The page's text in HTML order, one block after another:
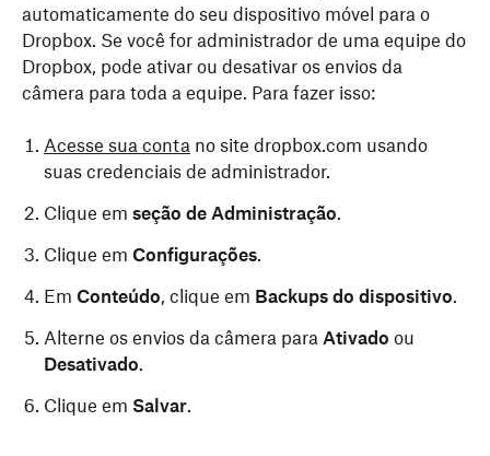
automaticamente do seu dispositivo móvel para o
Dropbox. Se você for administrador de uma equipe do
Dropbox, pode ativar ou desativar os envios da
câmera para toda a equipe. Para fazer isso:
Acesse sua conta no site dropbox.com usando
suas credenciais de administrador.
Clique em seção de Administração.
Clique em Configurações.
Em Conteúdo, clique em Backups do dispositivo.
Alterne os envios da câmera para Ativado ou
Desativado.
Clique em Salvar.